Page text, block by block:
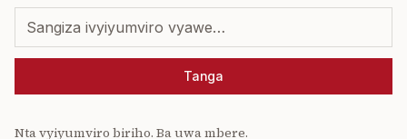
Tanga
Nta vyiyumviro biriho. Ba uwa mbere.